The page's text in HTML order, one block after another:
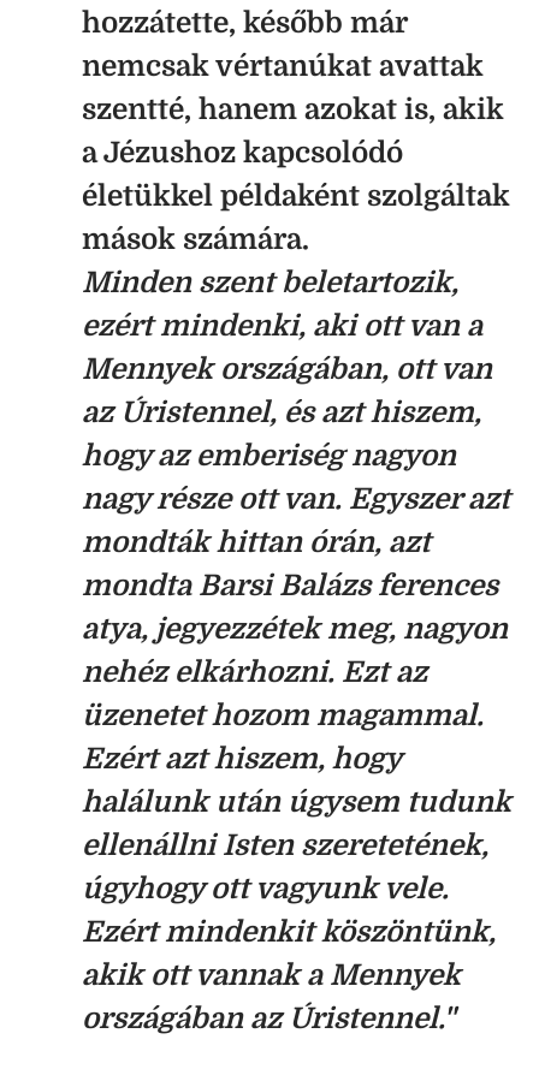
hozzátette, később már
nemcsak vértanúkat avattak
szentté, hanem azokat is, akik
a Jézushoz kapcsolódó
életükkel példaként szolgáltak
mások számára.
Minden szent beletartozik,
ezért mindenki, aki ott van a
Mennyek országában, ott van
az Úristennel, és azt hiszem,
hogy az emberiség nagyon
nagy része ott van. Egyszer azt
mondták hittan órán, azt
mondta Barsi Balázs ferences
atya, jegyezzétek meg, nagyon
nehéz elkárhozni. Ezt az
üzenetet hozom magammal.
Ezért azt hiszem, hogy
halálunk után úgysem tudunk
ellenállni Isten szeretetének,
úgyhogy ott vagyunk vele.
Ezért mindenkit köszöntünk,
akik ott vannak a Mennyek
országában az Úristennel."